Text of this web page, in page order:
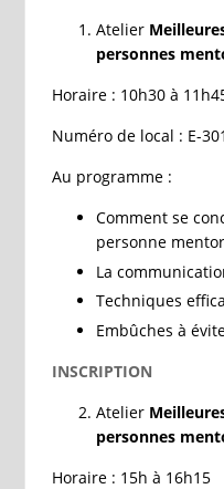
Atelier
personnes
Horaire : 10h30 à
Numéro de local : E-
Au programme :
Comment se
personne
La
Techniques
Embûches à
INSCRIPTION
Atelier
personnes
Horaire : 15h à 16h15